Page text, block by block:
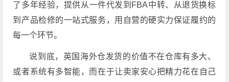
了多年经验，提供从一件代发到FBA中转、从退货换标
到产品检修的一站式服务，用自营的硬实力保证履约的
每一个环节。
说到底，英国海外仓发货的价值不在仓库有多大、
或者系统有多智能，而在于让卖家安心把精力花在自己